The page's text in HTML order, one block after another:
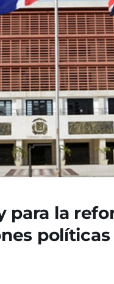
para la
políticas